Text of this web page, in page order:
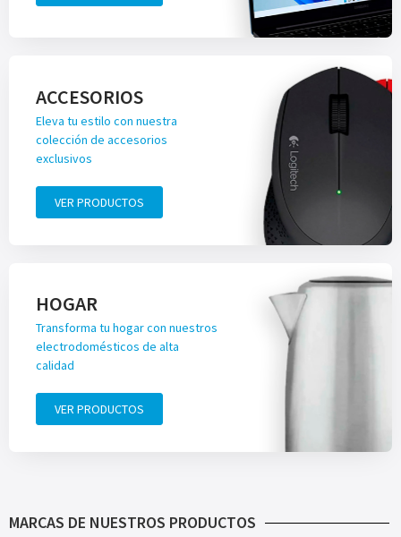
ACCESORIOS
Eleva tu estilo con nuestra
colección de accesorios
exclusivos
VER PRODUCTOS
HOGAR
Transforma tu hogar con nuestros
electrodomésticos de alta
calidad
VER PRODUCTOS
MARCAS DE NUESTROS PRODUCTOS